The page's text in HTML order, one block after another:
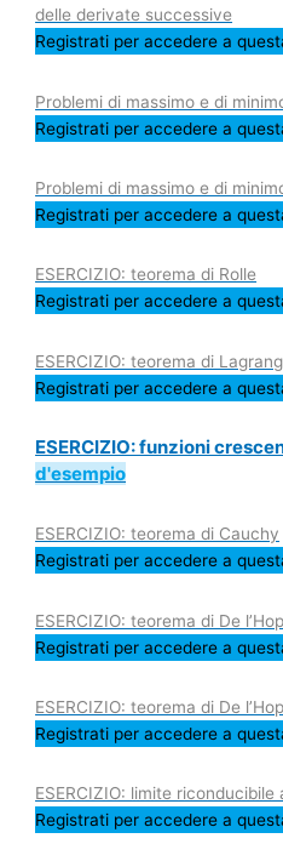
delle derivate successive
Registrati per accedere a
Problemi di massimo e di
Registrati per accedere a
Problemi di massimo e di
Registrati per accedere a
ESERCIZIO: teorema di Rolle
Registrati per accedere a
ESERCIZIO: teorema di
Registrati per accedere a
ESERCIZIO: funzioni
d'esempio
ESERCIZIO: teorema di Cauchy
Registrati per accedere a
ESERCIZIO: teorema di De
Registrati per accedere a
ESERCIZIO: teorema di De
Registrati per accedere a
ESERCIZIO: limite riconducibile
Registrati per accedere a